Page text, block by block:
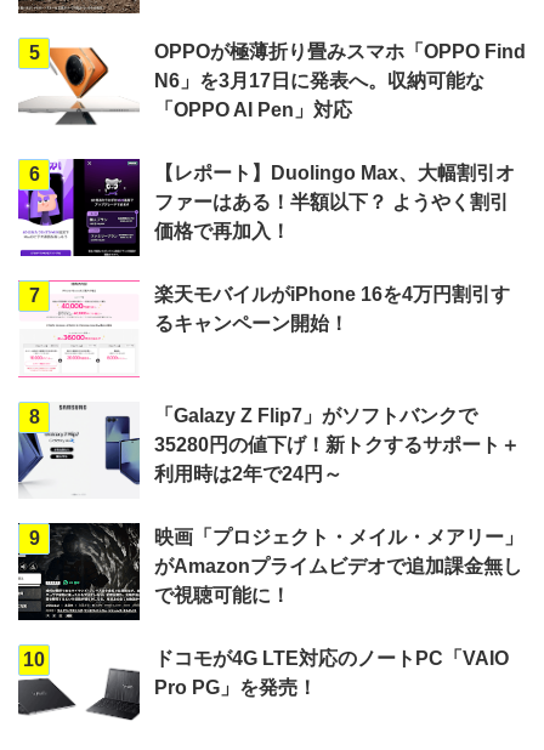
5
OPPOが極薄折り畳みスマホ「OPPO Find
N6」を3月17日に発表へ。収納可能な
「OPPO AI Pen」対応
6
【レポート】Duolingo Max、大幅割引オ
ファーはある！半額以下？ ようやく割引
価格で再加入！
7
楽天モバイルがiPhone 16を4万円割引す
るキャンペーン開始！
8
「Galazy Z Flip7」がソフトバンクで
35280円の値下げ！新トクするサポート＋
利用時は2年で24円～
9
映画「プロジェクト・メイル・メアリー」
がAmazonプライムビデオで追加課金無し
で視聴可能に！
10
ドコモが4G LTE対応のノートPC「VAIO
Pro PG」を発売！